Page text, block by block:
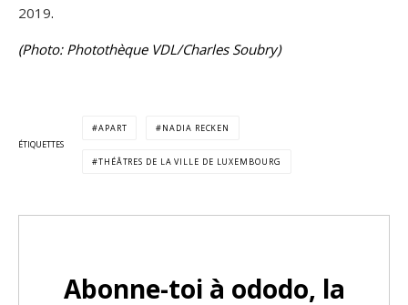
2019.
(Photo: Photothèque VDL/Charles Soubry)
ÉTIQUETTES
APART NADIA RECKEN
THÉÂTRES DE LA VILLE DE LUXEMBOURG